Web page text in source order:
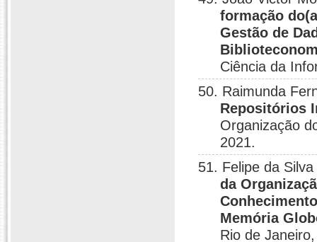
formação
Gestão de
Ciência da
50. Raimunda
Repositórios
Organização
2021.
51. Felipe da
da
Memória
Rio de